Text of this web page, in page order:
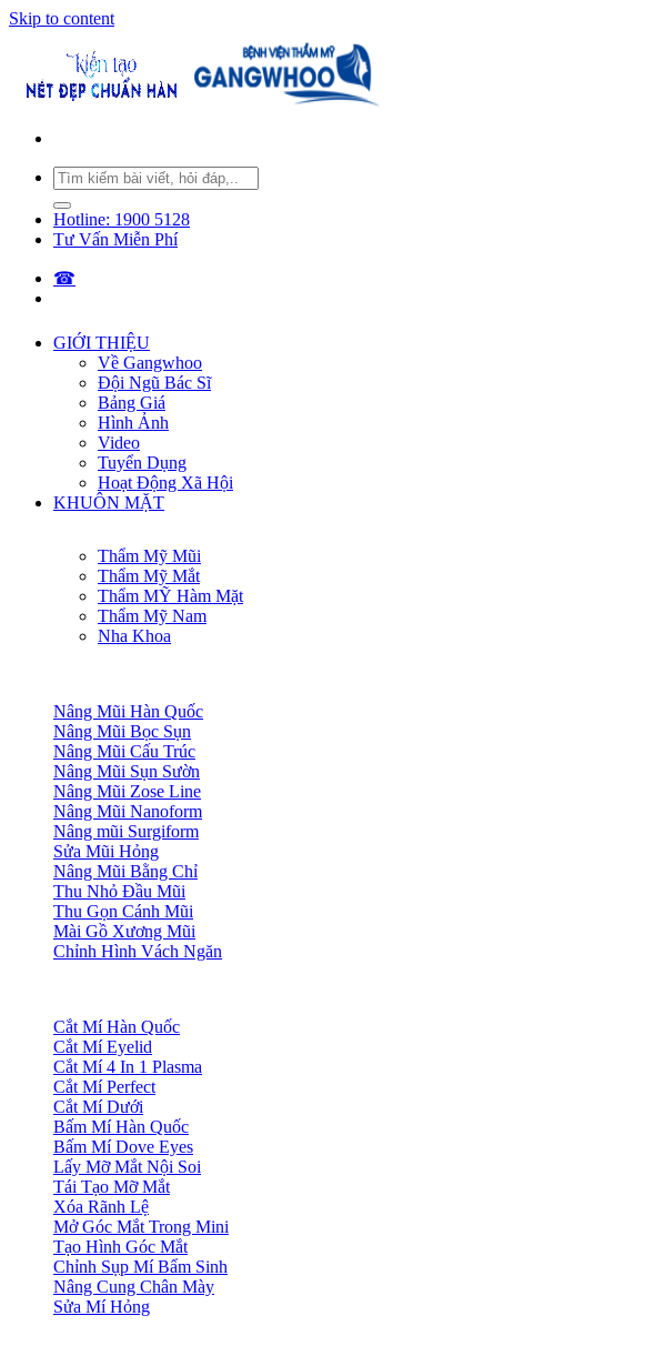
Skip to content
Hotline: 1900 5128
Tư Vấn Miễn Phí
☎︎
GIỚI THIỆU
Về Gangwhoo
Đội Ngũ Bác Sĩ
Bảng Giá
Hình Ảnh
Video
Tuyển Dụng
Hoạt Động Xã Hội
KHUÔN MẶT
Thẩm Mỹ Mũi
Thẩm Mỹ Mắt
Thẩm MỸ Hàm Mặt
Thẩm Mỹ Nam
Nha Khoa
Nâng Mũi Hàn Quốc
Nâng Mũi Bọc Sụn
Nâng Mũi Cấu Trúc
Nâng Mũi Sụn Sườn
Nâng Mũi Zose Line
Nâng Mũi Nanoform
Nâng mũi Surgiform
Sửa Mũi Hỏng
Nâng Mũi Bằng Chỉ
Thu Nhỏ Đầu Mũi
Thu Gọn Cánh Mũi
Mài Gồ Xương Mũi
Chỉnh Hình Vách Ngăn
Cắt Mí Hàn Quốc
Cắt Mí Eyelid
Cắt Mí 4 In 1 Plasma
Cắt Mí Perfect
Cắt Mí Dưới
Bấm Mí Hàn Quốc
Bấm Mí Dove Eyes
Lấy Mỡ Mắt Nội Soi
Tái Tạo Mỡ Mắt
Xóa Rãnh Lệ
Mở Góc Mắt Trong Mini
Tạo Hình Góc Mắt
Chỉnh Sụp Mí Bẩm Sinh
Nâng Cung Chân Mày
Sửa Mí Hỏng